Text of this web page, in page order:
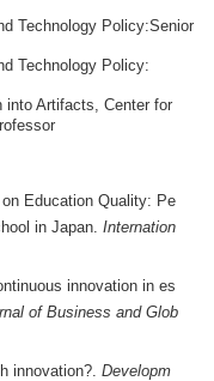
Technology Policy:Senior
Technology Policy:
into Artifacts, Center for
Education Quality: Pe
in Japan. Internation
innovation in es
of Business and Glob
innovation?. Developm